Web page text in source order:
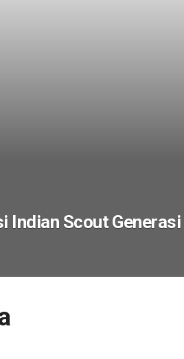
Indian Scout